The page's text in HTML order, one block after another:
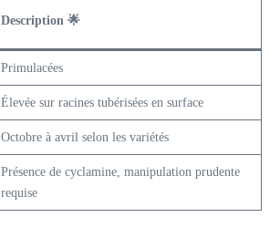
Description 🌟
Primulacées
Élevée sur racines tubérisées en surface
Octobre à avril selon les variétés
Présence de cyclamine, manipulation prudente
requise